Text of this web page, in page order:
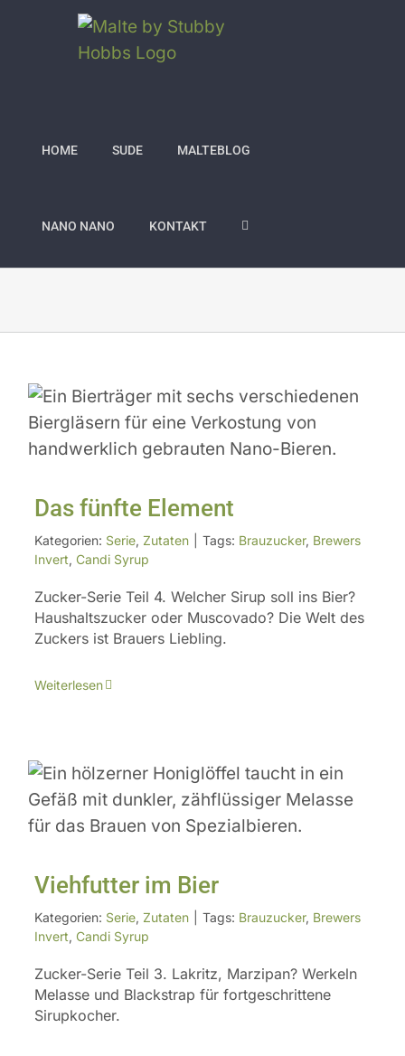
HOME SUDE MALTEBLOG
NANO NANO KONTAKT
Das fünfte Element
Kategorien: Serie, Zutaten Tags: Brauzucker, Brewers
Invert, Candi Syrup
Zucker-Serie Teil 4. Welcher Sirup soll ins Bier?
Haushaltszucker oder Muscovado? Die Welt des
Zuckers ist Brauers Liebling.
Weiterlesen
Viehfutter im Bier
Kategorien: Serie, Zutaten Tags: Brauzucker, Brewers
Invert, Candi Syrup
Zucker-Serie Teil 3. Lakritz, Marzipan? Werkeln
Melasse und Blackstrap für fortgeschrittene
Sirupkocher.